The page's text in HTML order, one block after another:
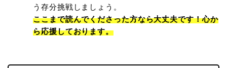
う存分挑戦しましょう。
ここまで読んでくださった方なら大丈夫です！心か
ら応援しております。